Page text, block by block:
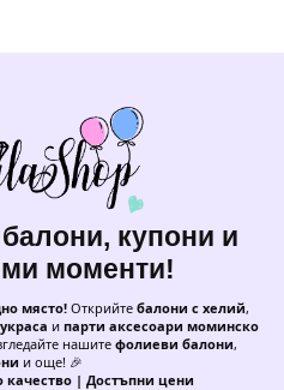
купони и
моменти!
място! Открийте балони с хелий,
и парти аксесоари моминско
нашитефолиеви балони,
и още! 🎉
качество | Достъпни цени